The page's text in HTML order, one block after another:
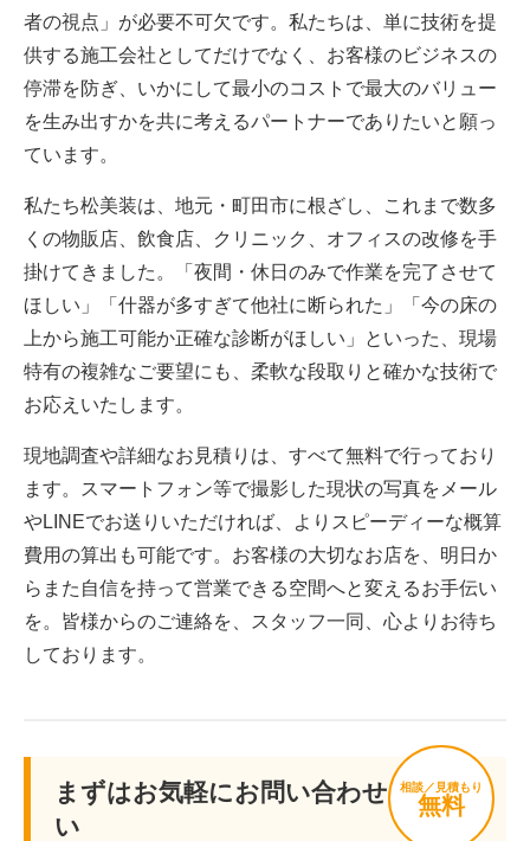
者の視点」が必要不可欠です。私たちは、単に技術を提
供する施工会社としてだけでなく、お客様のビジネスの
停滞を防ぎ、いかにして最小のコストで最大のバリュー
を生み出すかを共に考えるパートナーでありたいと願っ
ています。
私たち松美装は、地元・町田市に根ざし、これまで数多
くの物販店、飲食店、クリニック、オフィスの改修を手
掛けてきました。「夜間・休日のみで作業を完了させて
ほしい」「什器が多すぎて他社に断られた」「今の床の
上から施工可能か正確な診断がほしい」といった、現場
特有の複雑なご要望にも、柔軟な段取りと確かな技術で
お応えいたします。
現地調査や詳細なお見積りは、すべて無料で行っており
ます。スマートフォン等で撮影した現状の写真をメール
やLINEでお送りいただければ、よりスピーディーな概算
費用の算出も可能です。お客様の大切なお店を、明日か
らまた自信を持って営業できる空間へと変えるお手伝い
を。皆様からのご連絡を、スタッフ一同、心よりお待ち
しております。
まずはお気軽にお問い合わせくださ
い
相談／見積もり
無料